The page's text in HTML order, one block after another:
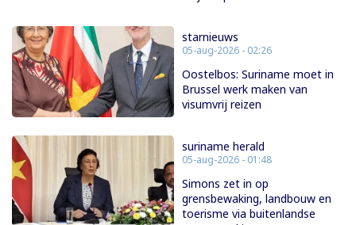
starnieuws
05-aug-2026 - 02:26
Oostelbos: Suriname moet in
Brussel werk maken van
visumvrij reizen
suriname herald
05-aug-2026 - 01:48
Simons zet in op
grensbewaking, landbouw en
toerisme via buitenlandse